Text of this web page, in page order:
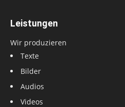
Leistungen
Wir produzieren
Texte
Bilder
Audios
Videos